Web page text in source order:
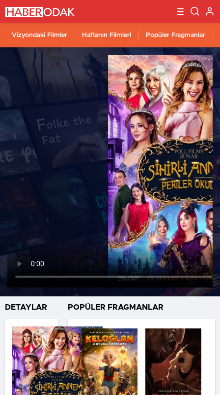
Vizyondaki Filmler Haftanın Filmleri Popüler Fragmanlar
DETAYLAR POPÜLER FRAGMANLAR